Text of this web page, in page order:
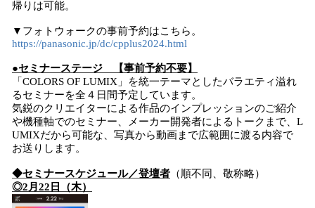
帰りは可能。
▼フォトウォークの事前予約はこちら。
https://panasonic.jp/dc/cpplus2024.html
●セミナーステージ 【事前予約不要】
「COLORS OF LUMIX」を統一テーマとしたバラエティ溢れ
るセミナーを全４日間予定しています。
気鋭のクリエイターによる作品のインプレッションのご紹介
や機種軸でのセミナー、メーカー開発者によるトークまで、L
UMIXだから可能な、写真から動画まで広範囲に渡る内容で
お送りします。
◆セミナースケジュール／登壇者 （順不同、敬称略）
◎2月22日（木）